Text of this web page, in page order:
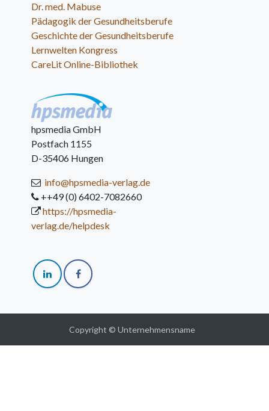
Dr. med. Mabuse
Pädagogik der Gesundheitsberufe
Geschichte der Gesundheitsberufe
Lernwelten Kongress
CareLit Online-Bibliothek
hpsmedia GmbH
Postfach 1155
D-35406 Hungen
info@hpsmedia-verlag.de
++49 (0) 6402-7082660
https://hpsmedia-
verlag.de/helpdesk
Copyright © Unternehmensname